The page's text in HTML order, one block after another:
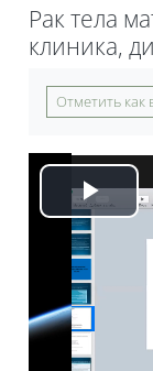
Рак тела
клиника,
Отметить